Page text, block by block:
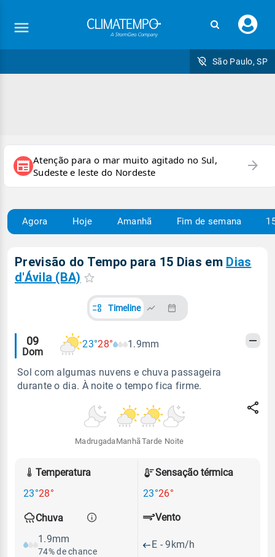
seu
São Paulo, SP
newspaper Atenção para o mar muito agitado no Sul,
Sudeste e leste do Nordeste
arrow_forward
Agora Hoje Amanhã Fim de semana
Previsão do Tempo para 15 Dias em Dias
d'Ávila (BA)
Timeline
Alertas
meteorológicos
09
Dom
23°28° 1.9mm
Sol com algumas nuvens e chuva passageira
durante o dia. À noite o tempo fica firme.
Madrugada Manhã Tarde Noite
Temperatura
23°28°
Sensação térmica
23°26°
Chuva
1.9mm
74% de chance
Vento
E - 9km/h